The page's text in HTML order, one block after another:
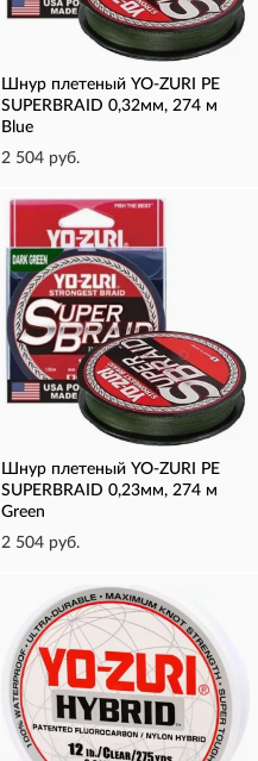
Шнур плетеный YO-ZURI PE
SUPERBRAID 0,32мм, 274 м
Blue
2 504 руб.
Шнур плетеный YO-ZURI PE
SUPERBRAID 0,23мм, 274 м
Green
2 504 руб.